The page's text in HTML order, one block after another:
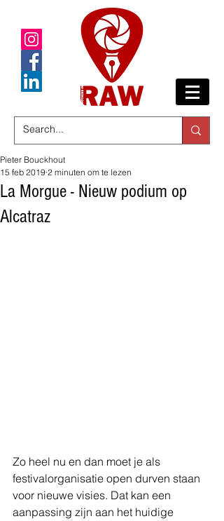
La Morgue - Nieuw podium op
Alcatraz
Pieter Bouckhout
15 feb 2019 2 minuten om te lezen
Zo heel nu en dan moet je als
festivalorganisatie open durven staan
voor nieuwe visies. Dat kan een
aanpassing zijn aan het huidige